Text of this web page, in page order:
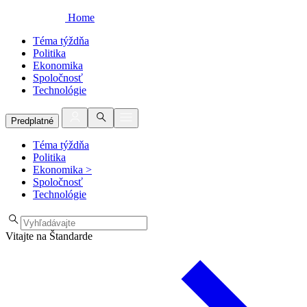
Home
Téma týždňa
Politika
Ekonomika
Spoločnosť
Technológie
Predplatné
Téma týždňa
Politika
Ekonomika >
Spoločnosť
Technológie
Vitajte na Štandarde